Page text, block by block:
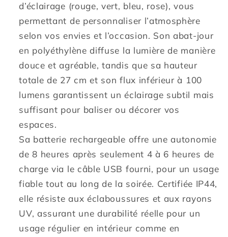
d’éclairage (rouge, vert, bleu, rose), vous
permettant de personnaliser l’atmosphère
selon vos envies et l’occasion. Son abat-jour
en polyéthylène diffuse la lumière de manière
douce et agréable, tandis que sa hauteur
totale de 27 cm et son flux inférieur à 100
lumens garantissent un éclairage subtil mais
suffisant pour baliser ou décorer vos
espaces.
Sa batterie rechargeable offre une autonomie
de 8 heures après seulement 4 à 6 heures de
charge via le câble USB fourni, pour un usage
fiable tout au long de la soirée. Certifiée IP44,
elle résiste aux éclaboussures et aux rayons
UV, assurant une durabilité réelle pour un
usage régulier en intérieur comme en